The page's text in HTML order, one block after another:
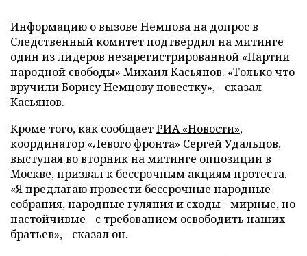
Информацию о вызове Немцова на допрос в
Следственный комитет подтвердил на митинге
один из лидеров незарегистрированной «Партии
народной свободы» Михаил Касьянов. «Только что
вручили Борису Немцову повестку», - сказал
Касьянов.
Кроме того, как сообщаетРИА «Новости»,
координатор «Левого фронта» Сергей Удальцов,
выступая во вторник на митинге оппозиции в
Москве, призвал к бессрочным акциям протеста.
«Я предлагаю провести бессрочные народные
собрания, народные гуляния и сходы - мирные, но
настойчивые - с требованием освободить наших
братьев», - сказал он.